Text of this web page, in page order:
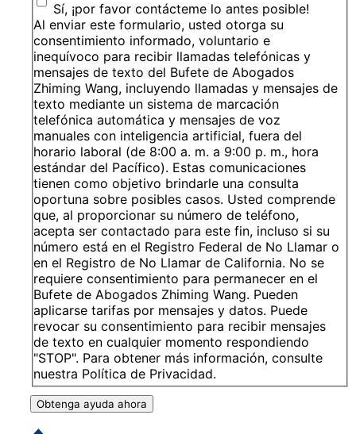
Sí, ¡por favor contácteme lo antes posible!
Al enviar este formulario, usted otorga su
consentimiento informado, voluntario e
inequívoco para recibir llamadas telefónicas y
mensajes de texto del Bufete de Abogados
Zhiming Wang, incluyendo llamadas y mensajes de
texto mediante un sistema de marcación
telefónica automática y mensajes de voz
manuales con inteligencia artificial, fuera del
horario laboral (de 8:00 a. m. a 9:00 p. m., hora
estándar del Pacífico). Estas comunicaciones
tienen como objetivo brindarle una consulta
oportuna sobre posibles casos. Usted comprende
que, al proporcionar su número de teléfono,
acepta ser contactado para este fin, incluso si su
número está en el Registro Federal de No Llamar o
en el Registro de No Llamar de California. No se
requiere consentimiento para permanecer en el
Bufete de Abogados Zhiming Wang. Pueden
aplicarse tarifas por mensajes y datos. Puede
revocar su consentimiento para recibir mensajes
de texto en cualquier momento respondiendo
"STOP". Para obtener más información, consulte
nuestra Política de Privacidad.
Obtenga ayuda ahora